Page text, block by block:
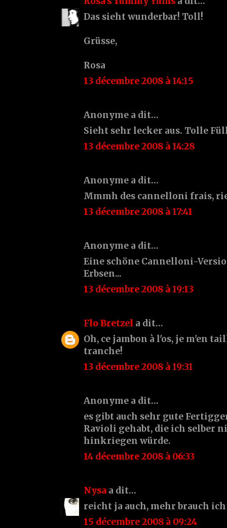
Das sieht wunderbar! Toll!
Grüsse,
Rosa
13 décembre 2008 à 14:15
Anonyme a dit…
Sieht sehr lecker aus. Tolle
13 décembre 2008 à 14:28
Anonyme a dit…
Mmmh des cannelloni frais,
13 décembre 2008 à 17:41
Anonyme a dit…
Eine schöne Cannelloni-
Erbsen...
13 décembre 2008 à 19:13
Flo Bretzel a dit…
Oh, ce jambon à l'os, je m'en
tranche!
13 décembre 2008 à 19:31
Anonyme a dit…
es gibt auch sehr gute
Ravioli gehabt, die ich selber
hinkriegen würde.
14 décembre 2008 à 06:33
Nysa a dit…
reicht ja auch, mehr brauch
15 décembre 2008 à 09:24